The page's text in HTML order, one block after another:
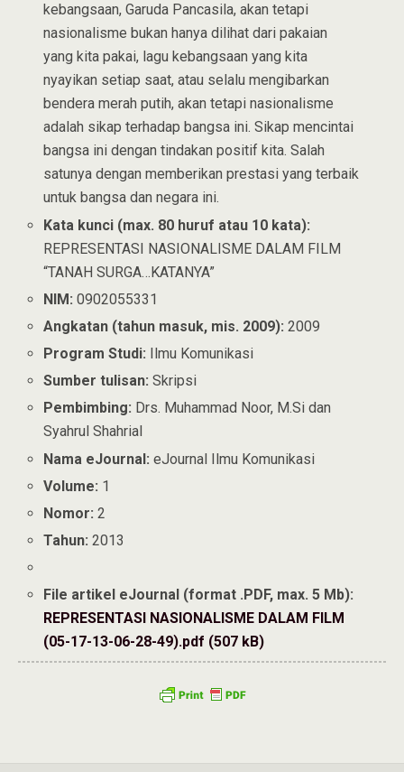
kebangsaan, Garuda Pancasila, akan tetapi
nasionalisme bukan hanya dilihat dari pakaian
yang kita pakai, lagu kebangsaan yang kita
nyayikan setiap saat, atau selalu mengibarkan
bendera merah putih, akan tetapi nasionalisme
adalah sikap terhadap bangsa ini. Sikap mencintai
bangsa ini dengan tindakan positif kita. Salah
satunya dengan memberikan prestasi yang terbaik
untuk bangsa dan negara ini.
Kata kunci (max. 80 huruf atau 10 kata):
REPRESENTASI NASIONALISME DALAM FILM
“TANAH SURGA…KATANYA”
NIM: 0902055331
Angkatan (tahun masuk, mis. 2009): 2009
Program Studi: Ilmu Komunikasi
Sumber tulisan: Skripsi
Pembimbing: Drs. Muhammad Noor, M.Si dan
Syahrul Shahrial
Nama eJournal: eJournal Ilmu Komunikasi
Volume: 1
Nomor: 2
Tahun: 2013
File artikel eJournal (format .PDF, max. 5 Mb):
REPRESENTASI NASIONALISME DALAM FILM
(05-17-13-06-28-49).pdf (507 kB)